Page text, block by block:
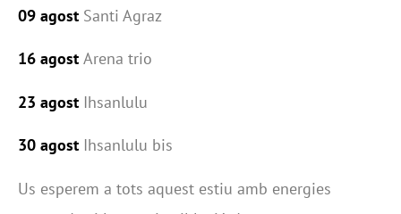
09 agost Santi Agraz
16 agost Arena trio
23 agost Ihsanlulu
30 agost Ihsanlulu bis
Us esperem a tots aquest estiu amb energies